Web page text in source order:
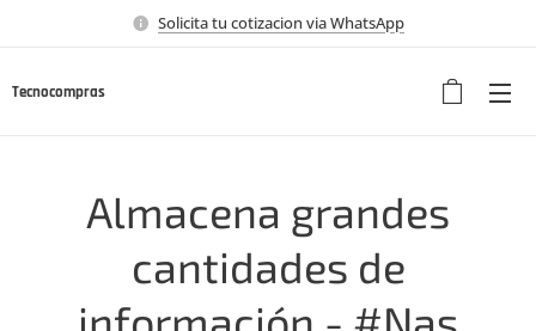
Solicita tu cotizacion via WhatsApp
Tecnocompras
Almacena grandes
cantidades de